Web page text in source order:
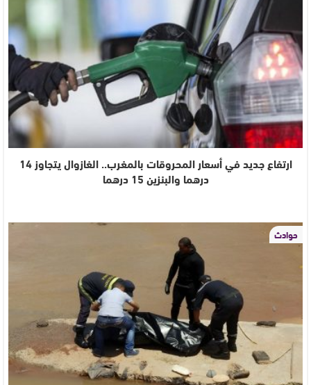
ارتفاع جديد في أسعار المحروقات بالمغرب.. الغازوال يتجاوز 14
درهما والبنزين 15 درهما
حوادث